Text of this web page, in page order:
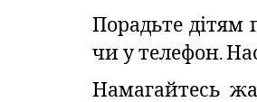
Порадьте дітям
чи у телефон.
Намагайтесь